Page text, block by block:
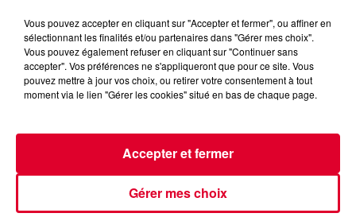
britannique, mais particulièrement son tout dernier morceau
Hearts Ain't Gonna Lie. Après le titreWe Could Go Back,
Jonas Blue
. C’est en fait une ancienne chanson
d’Arlissaqui refait donc surface avec un tout nouveau
Vous pouvez accepter en cliquant sur "Accepter et fermer", ou affiner en
sélectionnant les finalités et/ou partenaires dans "Gérer mes choix".
Vous pouvez également refuser en cliquant sur "Continuer sans
accepter". Vos préférences ne s'appliqueront que pour ce site. Vous
pouvez mettre à jour vos choix, ou retirer votre consentement à tout
moment via le lien "Gérer les cookies" situé en bas de chaque page.
Gérer mes choix
Accepter et fermer